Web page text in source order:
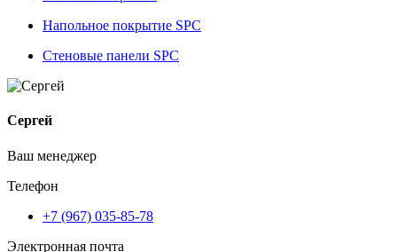
Напольное покрытие SPC
Стеновые панели SPC
Сергей
Ваш менеджер
Телефон
+7 (967) 035-85-78
Электронная почта